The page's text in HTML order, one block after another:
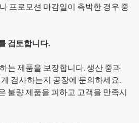
프로모션 마감일이 촉박한 경우 중
검토합니다.
는 제품을 보장합니다. 생산 중과
검사하는지 공장에 문의하세요.
불량 제품을 피하고 고객을 만족시